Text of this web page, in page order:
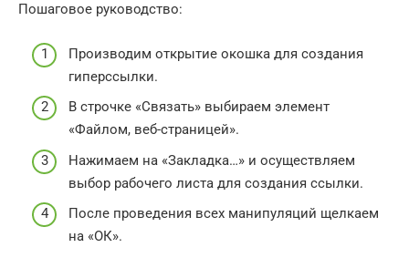
Пошаговое руководство:
Производим открытие окошка для создания
гиперссылки.
В строчке «Связать» выбираем элемент
«Файлом, веб-страницей».
Нажимаем на «Закладка…» и осуществляем
выбор рабочего листа для создания ссылки.
После проведения всех манипуляций щелкаем
на «ОК».